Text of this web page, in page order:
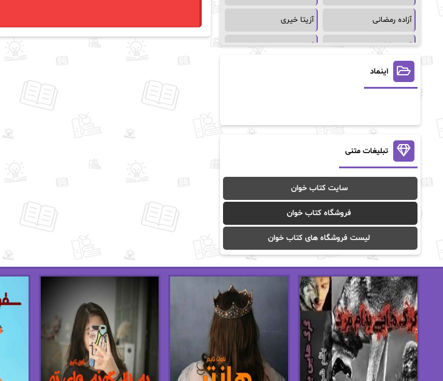
آزاده رمضانی آزیتا خیری
آسمان64 آسمان۶۵
آسیه احمدی
آن ماری سلینکو آنا تاد
آنالیا
آوا موسوی آیدا (Aixi)
آیدا باقری آیسان صادقی
ا_اصغر زاده ا_اصغرزاده
اریک مورگنشترن از نیلوفر لاری
استفانی مهیر استل مسکم
اسما کافی اصغر زاده
افسانه سماوات اکرم محمدی
ال جی اسمیت الف صاد
اینماد
تبلیغات متنی
سایت کتاب خوان
فروشگاه کتاب خوان
لیست فروشگاه های کتاب خوان